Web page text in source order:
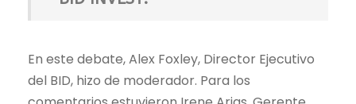
En este debate, Alex Foxley, Director Ejecutivo
del BID, hizo de moderador. Para los